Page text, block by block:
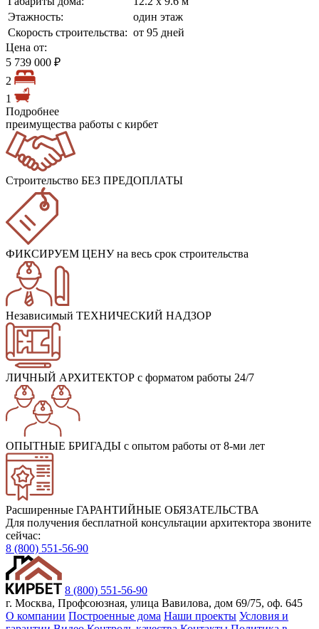
Этажность:
один этаж
Скорость строительства: от 95 дней
Цена от:
5 739 000 ₽
2
1
Подробнее
преимущества работы с кирбет
Строительство БЕЗ ПРЕДОПЛАТЫ
ФИКСИРУЕМ ЦЕНУна весь срок строительства
Независимый ТЕХНИЧЕСКИЙ НАДЗОР
ЛИЧНЫЙ АРХИТЕКТОР с форматом работы 24/7
ОПЫТНЫЕ БРИГАДЫ с опытом работы от 8-ми лет
Расширенные ГАРАНТИЙНЫЕ ОБЯЗАТЕЛЬСТВА
Для получения бесплатной консультации архитектора звоните
сейчас:
8 (800) 551-56-90
8 (800) 551-56-90
г. Москва, Профсоюзная, улица Вавилова, дом 69/75, оф. 645
О компании Построенные дома Наши проекты Условия и